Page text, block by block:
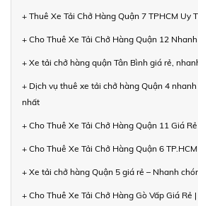
+ Thuê Xe Tải Chở Hàng Quận 7 TPHCM Uy
+ Cho Thuê Xe Tải Chở Hàng Quận 12
+ Xe tải chở hàng quận Tân Bình giá rẻ,
+ Dịch vụ thuê xe tải chở hàng Quận 4
nhất
+ Cho Thuê Xe Tải Chở Hàng Quận 11 Giá
+ Cho Thuê Xe Tải Chở Hàng Quận 6
+ Xe tải chở hàng Quận 5 giá rẻ – Nhanh
+ Cho Thuê Xe Tải Chở Hàng Gò Vấp Giá Rẻ